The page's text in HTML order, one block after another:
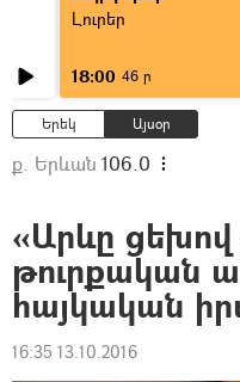
Լուրեր
18:00 46 ր
Երեկ Այսօր
ք. Երևան 106.0
«Արևը ցեխով
թուրքական
հայկական
16:35 13.10.2016